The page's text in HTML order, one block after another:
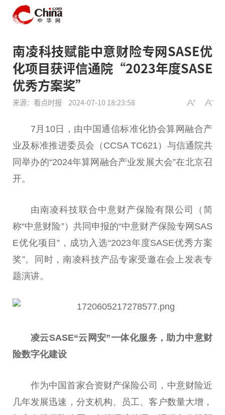
南凌科技赋能中意财险专网SASE优
化项目获评信通院“2023年度SASE
优秀方案奖”
来源：看点时报 2024-07-10 18:23:58
7月10日，由中国通信标准化协会算网融合产
业及标准推进委员会（CCSA TC621）与信通院共
同举办的“2024年算网融合产业发展大会”在北京召
开。
由南凌科技联合中意财产保险有限公司（简
称“中意财险”）共同申报的“中意财产保险专网SAS
E优化项目”，成功入选“2023年度SASE优秀方案
奖”。同时，南凌科技产品专家受邀在会上发表专
题演讲。
凌云SASE“云网安”一体化服务，助力中意财
险数字化建设
作为中国首家合资财产保险公司，中意财险近
几年发展迅速，分支机构、员工、客户数量大增，